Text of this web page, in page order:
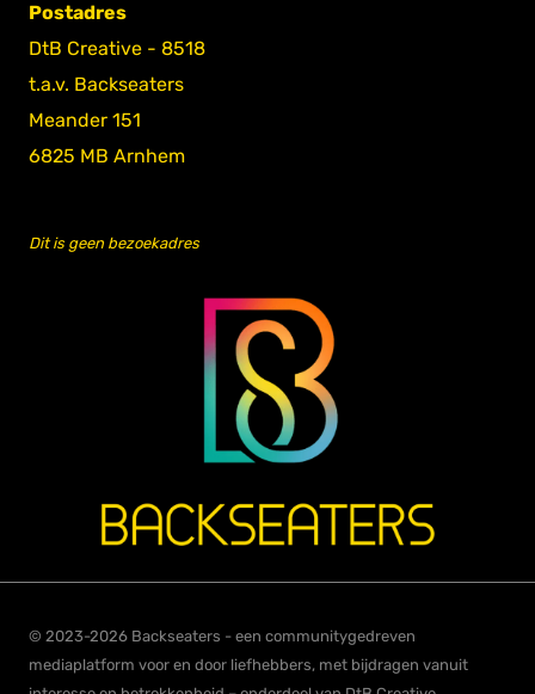
Postadres
DtB Creative - 8518
t.a.v. Backseaters
Meander 151
6825 MB Arnhem
Dit is geen bezoekadres
© 2023-2026 Backseaters - een communitygedreven
mediaplatform voor en door liefhebbers, met bijdragen vanuit